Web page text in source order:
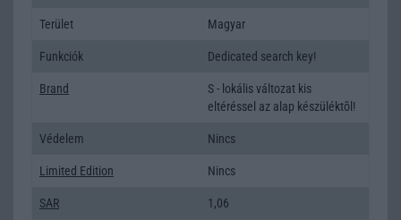
Terület Magyar
Funkciók Dedicated search key!
Brand
S - lokális változat kis
eltéréssel az alap készüléktõl!
Védelem Nincs
Limited Edition Nincs
SAR
1,06